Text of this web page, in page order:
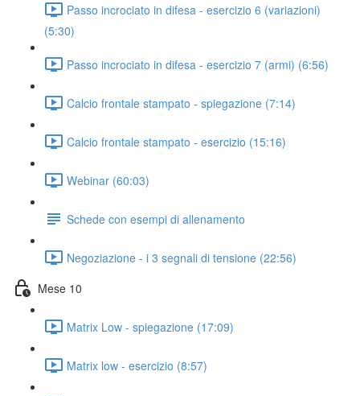
Passo incrociato in difesa - esercizio 6 (variazioni)
(5:30)
Passo incrociato in difesa - esercizio 7 (armi) (6:56)
Calcio frontale stampato - spiegazione (7:14)
Calcio frontale stampato - esercizio (15:16)
Webinar (60:03)
Schede con esempi di allenamento
Negoziazione - i 3 segnali di tensione (22:56)
Mese 10
Matrix Low - spiegazione (17:09)
Matrix low - esercizio (8:57)